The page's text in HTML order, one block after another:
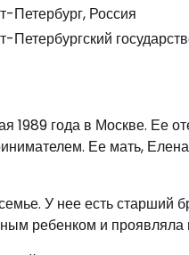
Петербург, Россия
Петербургский
1989 года в Москве. Ее
Ее мать,
У нее есть старший
ребенком и проявляла